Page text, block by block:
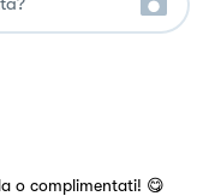
o complimentati! 😋